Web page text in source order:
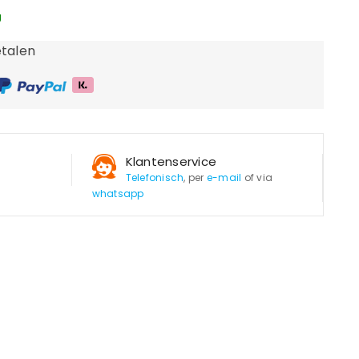
Klantenservice
Telefonisch, per e-mail of via
whatsapp